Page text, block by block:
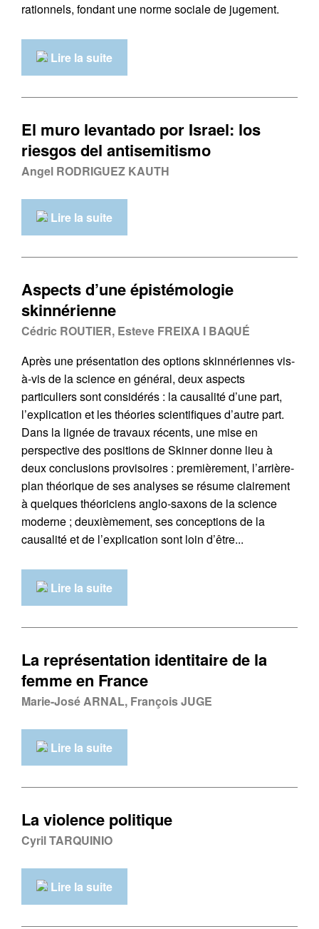
rationnels, fondant une norme sociale de jugement.
Lire la suite
El muro levantado por Israel: los
riesgos del antisemitismo
Angel RODRIGUEZ KAUTH
Lire la suite
Aspects d’une épistémologie
skinnérienne
Cédric ROUTIER, Esteve FREIXA I BAQUÉ
Après une présentation des options skinnériennes vis-
à-vis de la science en général, deux aspects
particuliers sont considérés : la causalité d’une part,
l’explication et les théories scientifiques d’autre part.
Dans la lignée de travaux récents, une mise en
perspective des positions de Skinner donne lieu à
deux conclusions provisoires : premièrement, l’arrière-
plan théorique de ses analyses se résume clairement
à quelques théoriciens anglo-saxons de la science
moderne ; deuxièmement, ses conceptions de la
causalité et de l’explication sont loin d’être...
Lire la suite
La représentation identitaire de la
femme en France
Marie-José ARNAL, François JUGE
Lire la suite
La violence politique
Cyril TARQUINIO
Lire la suite